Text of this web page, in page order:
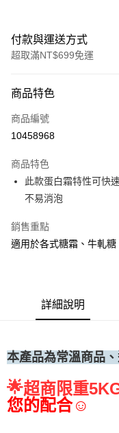
付款與運送方式
超取滿NT$699免運
信用卡一次付款
Apple Pay
運送方式
• 付款後全家取貨
每筆NT$60，滿NT$699(
• 付款後7-11取貨
每筆NT$60，滿NT$699(
商品特色
商品編號
10458968
商品特色
此款蛋白霜特性可快
不易消泡
銷售重點
適用於各式糖霜、牛軋
詳細說明
本產品為常溫商品
🌟超商限重
您的配合☺